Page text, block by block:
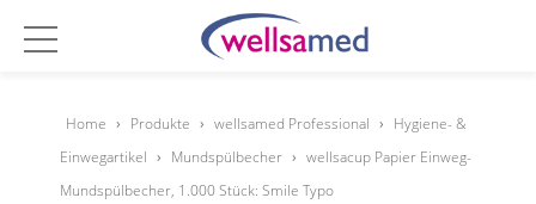
Home › Produkte › wellsamed Professional › Hygiene- &
Einwegartikel › Mundspülbecher › wellsacup Papier Einweg-
Mundspülbecher, 1.000 Stück: Smile Typo